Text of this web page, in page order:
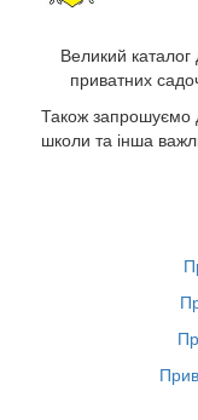
Великий каталог
приватних
Також запрошуємо
школи та інша